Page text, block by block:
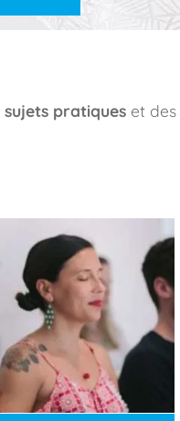
sujets pratiqueset des